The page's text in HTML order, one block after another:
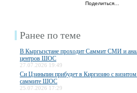
Поделиться…
Ранее по теме
В Кыргызстане проходит Саммит СМИ и
центров ШОС
27.07.2026 19:49
Си Цзиньпин прибудет в Киргизию с
саммите ШОС
25.07.2026 17:29